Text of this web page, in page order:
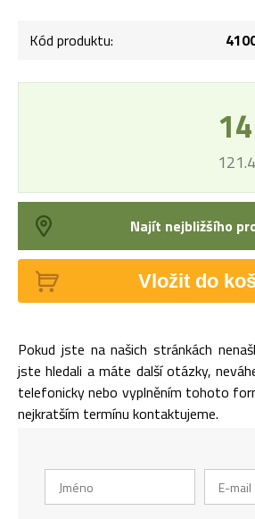
Kód produktu:
Najít nejbližšího
Vložit do
Pokud jste na našich stránkách
jste hledali a máte další otázky,
telefonicky nebo vyplněním tohoto
nejkratším termínu kontaktujeme.